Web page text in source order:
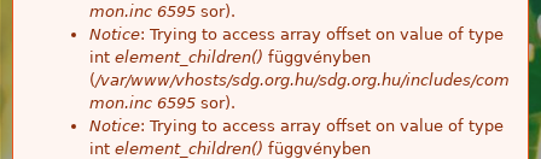
mon.inc 6595 sor).
Notice: Trying to access array offset on value of type
int element_children() függvényben
(/var/www/vhosts/sdg.org.hu/sdg.org.hu/includes/com
mon.inc 6595 sor).
Notice: Trying to access array offset on value of type
int element_children() függvényben